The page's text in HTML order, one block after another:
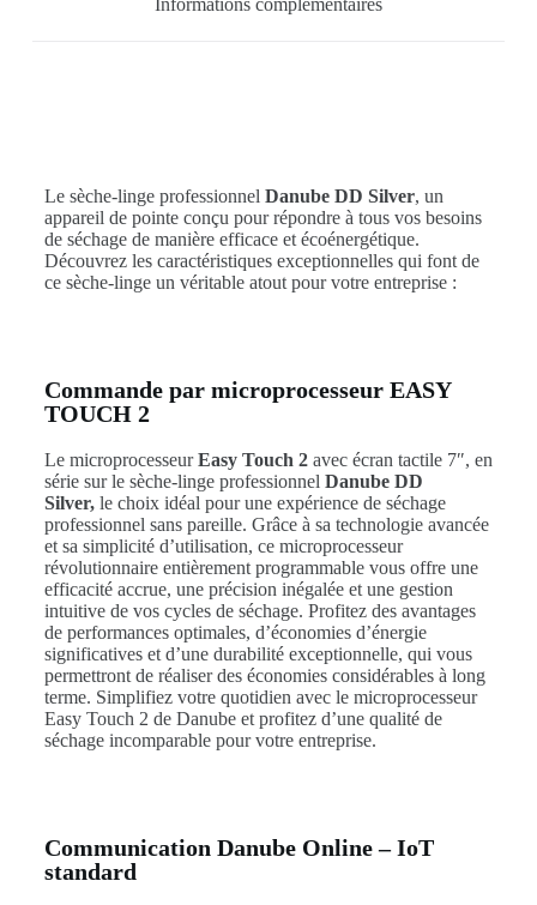
Informations complémentaires
Le sèche-linge professionnel Danube DD Silver, un
appareil de pointe conçu pour répondre à tous vos besoins
de séchage de manière efficace et écoénergétique.
Découvrez les caractéristiques exceptionnelles qui font de
ce sèche-linge un véritable atout pour votre entreprise :
Commande par microprocesseur EASY
TOUCH 2
Le microprocesseurEasy Touch 2avec écran tactile 7″, en
série sur le sèche-linge professionnel Danube DD
Silver,le choix idéal pour une expérience de séchage
professionnel sans pareille. Grâce à sa technologie avancée
et sa simplicité d’utilisation, ce microprocesseur
révolutionnaire entièrement programmable vous offre une
efficacité accrue, une précision inégalée et une gestion
intuitive de vos cycles de séchage. Profitez des avantages
de performances optimales, d’économies d’énergie
significatives et d’une durabilité exceptionnelle, qui vous
permettront de réaliser des économies considérables à long
terme. Simplifiez votre quotidien avec le microprocesseur
Easy Touch 2 de Danube et profitez d’une qualité de
séchage incomparable pour votre entreprise.
Communication Danube Online – IoT
standard